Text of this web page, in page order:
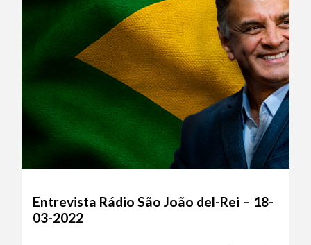
Entrevista Rádio São João del-Rei – 18-
03-2022